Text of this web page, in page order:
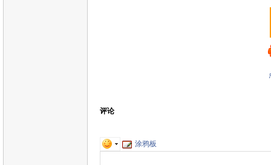
评论
涂鸦板